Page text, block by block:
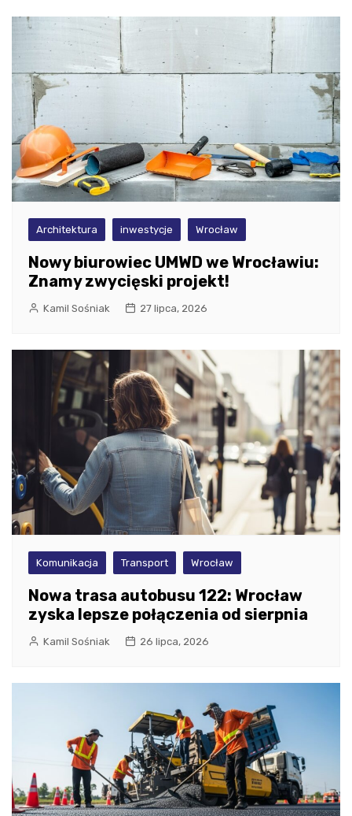
Architektura inwestycje Wrocław
Nowy biurowiec UMWD we Wrocławiu:
Znamy zwycięski projekt!
Kamil Sośniak 27 lipca, 2026
Komunikacja Transport Wrocław
Nowa trasa autobusu 122: Wrocław
zyska lepsze połączenia od sierpnia
Kamil Sośniak 26 lipca, 2026